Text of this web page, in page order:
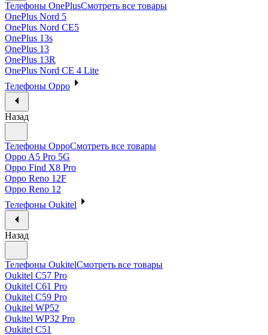
Телефоны OnePlusСмотреть все товары
OnePlus Nord 5
OnePlus Nord CE5
OnePlus 13s
OnePlus 13
OnePlus 13R
OnePlus Nord CE 4 Lite
Телефоны Oppo
Назад
Телефоны OppoСмотреть все товары
Oppo A5 Pro 5G
Oppo Find X8 Pro
Oppo Reno 12F
Oppo Reno 12
Телефоны Oukitel
Назад
Телефоны OukitelСмотреть все товары
Oukitel C57 Pro
Oukitel C61 Pro
Oukitel C59 Pro
Oukitel WP52
Oukitel WP32 Pro
Oukitel C51